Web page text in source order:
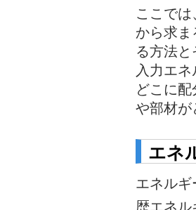
ここで
から求
る方法
入力エ
どこに
や部材が
エネ
エネル
歴エネル